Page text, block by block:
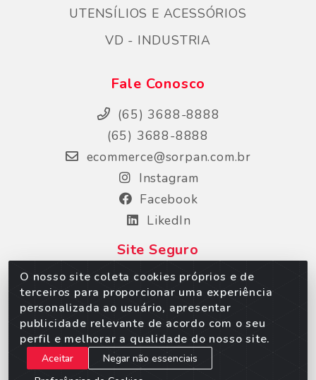
O nosso site coleta cookies próprios e de
terceiros para proporcionar uma experiência
personalizada ao usuário, apresentar
publicidade relevante de acordo com o seu
perfil e melhorar a qualidade do nosso site.
Aceitar
Negar não essenciais
UTENSÍLIOS E ACESSÓRIOS
VD - INDUSTRIA
Fale Conosco
(65) 3688-8888
(65) 3688-8888
ecommerce@sorpan.com.br
Instagram
Facebook
LikedIn
Site Seguro